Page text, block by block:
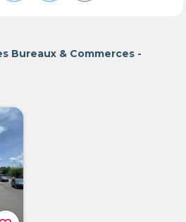
Bureaux & Commerces -